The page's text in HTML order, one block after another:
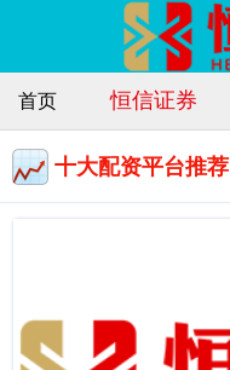
首页 恒信证券
十大配资平台推荐